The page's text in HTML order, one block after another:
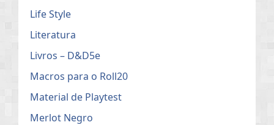
Life Style
Literatura
Livros – D&D5e
Macros para o Roll20
Material de Playtest
Merlot Negro